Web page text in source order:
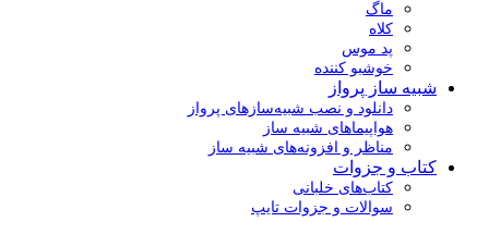
ماگ
کلاه
پد موس
خوشبو کننده
شبیه ساز پرواز
دانلود و نصب شبیه‌سازهای پرواز
هواپیماهای شبیه ساز
مناظر و افزونه‌های شبیه ساز
کتاب و جزوات
کتاب‌های خلبانی
سوالات و جزوات تایپ